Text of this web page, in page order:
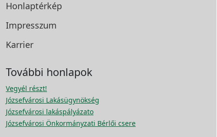
Honlaptérkép
Impresszum
Karrier
További honlapok
Vegyél részt!
Józsefvárosi Lakásügynökség
Józsefvárosi lakáspályázato
Józsefvárosi Önkormányzati Bérlői csere